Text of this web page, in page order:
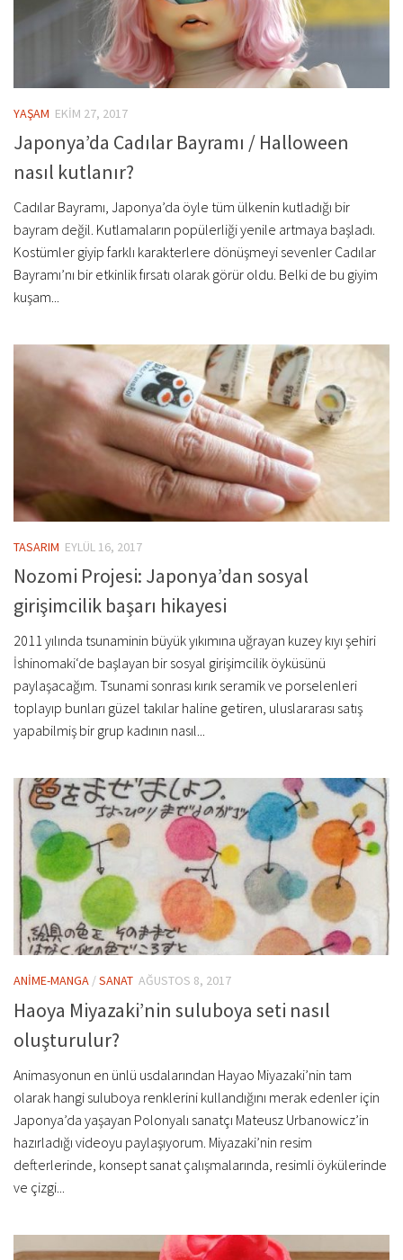
YAŞAM EKIM 27, 2017
Japonya’da Cadılar Bayramı / Halloween
nasıl kutlanır?
Cadılar Bayramı, Japonya’da öyle tüm ülkenin kutladığı bir
bayram değil. Kutlamaların popülerliği yenile artmaya başladı.
Kostümler giyip farklı karakterlere dönüşmeyi sevenler Cadılar
Bayramı’nı bir etkinlik fırsatı olarak görür oldu. Belki de bu giyim
kuşam...
TASARIM EYLÜL 16, 2017
Nozomi Projesi: Japonya’dan sosyal
girişimcilik başarı hikayesi
2011 yılında tsunaminin büyük yıkımına uğrayan kuzey kıyı şehiri
İshinomaki‘de başlayan bir sosyal girişimcilik öyküsünü
paylaşacağım. Tsunami sonrası kırık seramik ve porselenleri
toplayıp bunları güzel takılar haline getiren, uluslararası satış
yapabilmiş bir grup kadının nasıl...
ANİME-MANGA /SANAT AĞUSTOS 8, 2017
Haoya Miyazaki’nin suluboya seti nasıl
oluşturulur?
Animasyonun en ünlü usdalarından Hayao Miyazaki’nin tam
olarak hangi suluboya renklerini kullandığını merak edenler için
Japonya’da yaşayan Polonyalı sanatçı Mateusz Urbanowicz’in
hazırladığı videoyu paylaşıyorum. Miyazaki’nin resim
defterlerinde, konsept sanat çalışmalarında, resimli öykülerinde
ve çizgi...